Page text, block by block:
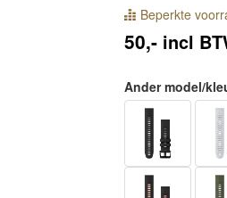
Beperkte
50,- incl
Ander model/